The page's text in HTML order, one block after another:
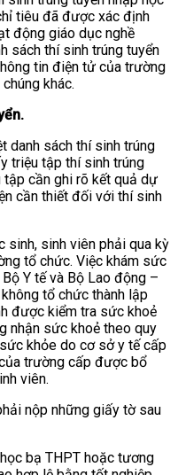
tiêu đã được xác định
động giáo dục nghề
sách thí sinh trúng tuyển
tin điện tử của trường
khác.
danh sách thí sinh trúng
triệu tập thí sinh trúng
tập cần ghi rõ kết quả dự
cần thiết đối với thí sinh
sinh, sinh viên phải qua kỳ
tổ chức. Việc khám sức
Y tế và Bộ Lao động –
tổ chức thành lập
được kiểm tra sức khoẻ
nhận sức khoẻ theo quy
khỏe do cơ sở y tế cấp
trường cấp được bổ
viên.
nộp những giấy tờ sau
bạ THPT hoặc tương